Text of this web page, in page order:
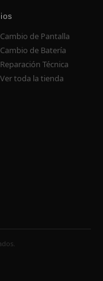
Cambio de Pantalla
Cambio de Batería
Reparación Técnica
Ver toda la tienda